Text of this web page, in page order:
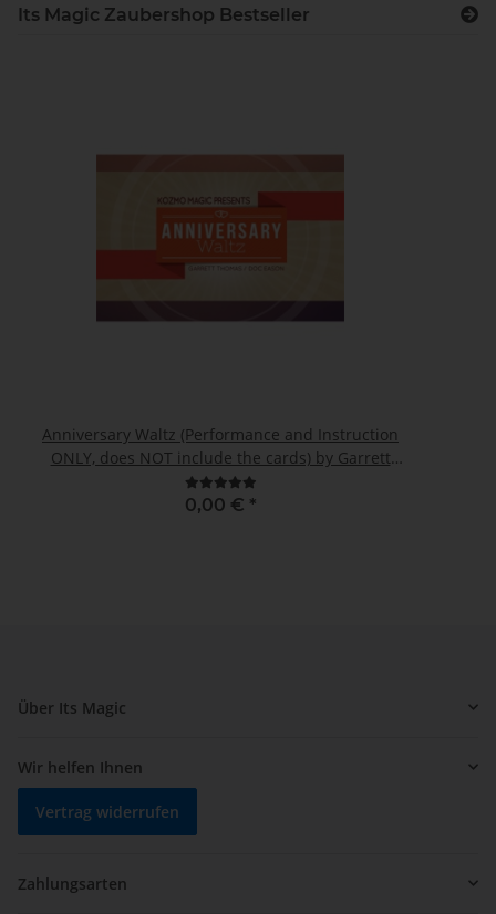
Its Magic Zaubershop Bestseller
Anniversary Waltz (Performance and Instruction
ONLY, does NOT include the cards) by Garrett
Thomas and Doc Eason - Trick
0,00 € *
Über Its Magic
Wir helfen Ihnen
Vertrag widerrufen
Zahlungsarten